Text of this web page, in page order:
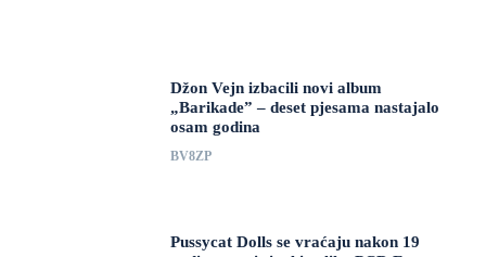
Džon Vejn izbacili novi album
„Barikade” – deset pjesama nastajalo
osam godina
BV8ZP
Pussycat Dolls se vraćaju nakon 19